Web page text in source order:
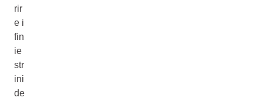
rir
e i
fin
ie
str
ini
de